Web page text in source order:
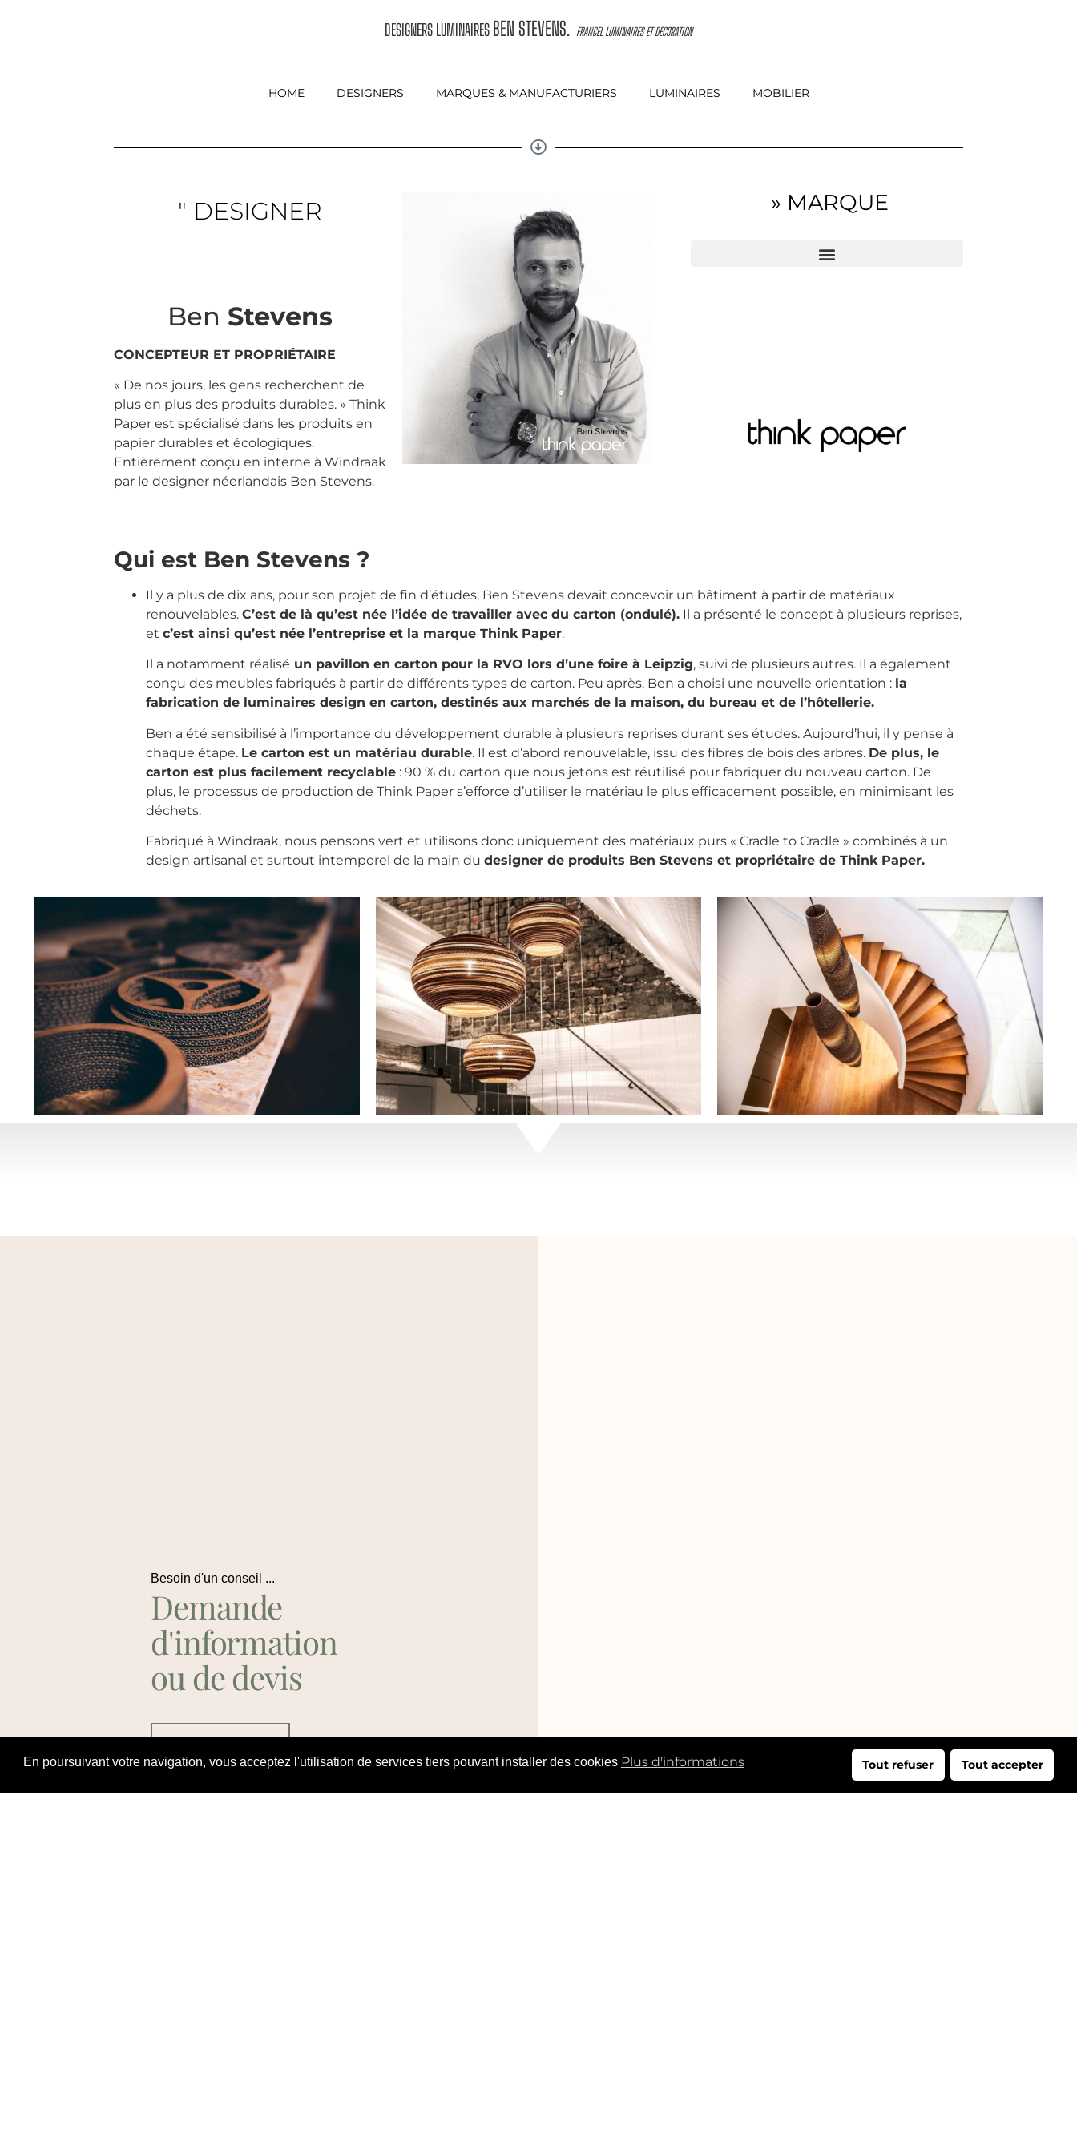
DESIGNERS LUMINAIRES BEN STEVENS. FRANCEL LUMINAIRES ET DÉCORATION
HOME DESIGNERS MARQUES & MANUFACTURIERS LUMINAIRES MOBILIER
" DESIGNER
Ben Stevens
CONCEPTEUR ET PROPRIÉTAIRE
« De nos jours, les gens recherchent de
plus en plus des produits durables. » Think
Paper est spécialisé dans les produits en
papier durables et écologiques.
Entièrement conçu en interne à Windraak
par le designer néerlandais Ben Stevens.
» MARQUE
Qui est Ben Stevens ?
Il y a plus de dix ans, pour son projet de fin d’études, Ben Stevens devait concevoir un bâtiment à partir de matériaux
renouvelables. C’est de là qu’est née l’idée de travailler avec du carton (ondulé). Il a présenté le concept à plusieurs reprises,
et c’est ainsi qu’est née l’entreprise et la marque Think Paper.
Il a notamment réalisé un pavillon en carton pour la RVO lors d’une foire à Leipzig, suivi de plusieurs autres. Il a également
conçu des meubles fabriqués à partir de différents types de carton. Peu après, Ben a choisi une nouvelle orientation : la
fabrication de luminaires design en carton, destinés aux marchés de la maison, du bureau et de l’hôtellerie.
Ben a été sensibilisé à l’importance du développement durable à plusieurs reprises durant ses études. Aujourd’hui, il y pense à
chaque étape. Le carton est un matériau durable. Il est d’abord renouvelable, issu des fibres de bois des arbres. De plus, le
carton est plus facilement recyclable : 90 % du carton que nous jetons est réutilisé pour fabriquer du nouveau carton. De
plus, le processus de production de Think Paper s’efforce d’utiliser le matériau le plus efficacement possible, en minimisant les
déchets.
Fabriqué à Windraak, nous pensons vert et utilisons donc uniquement des matériaux purs « Cradle to Cradle » combinés à un
design artisanal et surtout intemporel de la main du designer de produits Ben Stevens et propriétaire de Think Paper.
Besoin d'un conseil ...
Demande
d'information
ou de devis
En poursuivant votre navigation, vous acceptez l'utilisation de services tiers pouvant installer des cookies Plus d'informations Tout refuser Tout accepter